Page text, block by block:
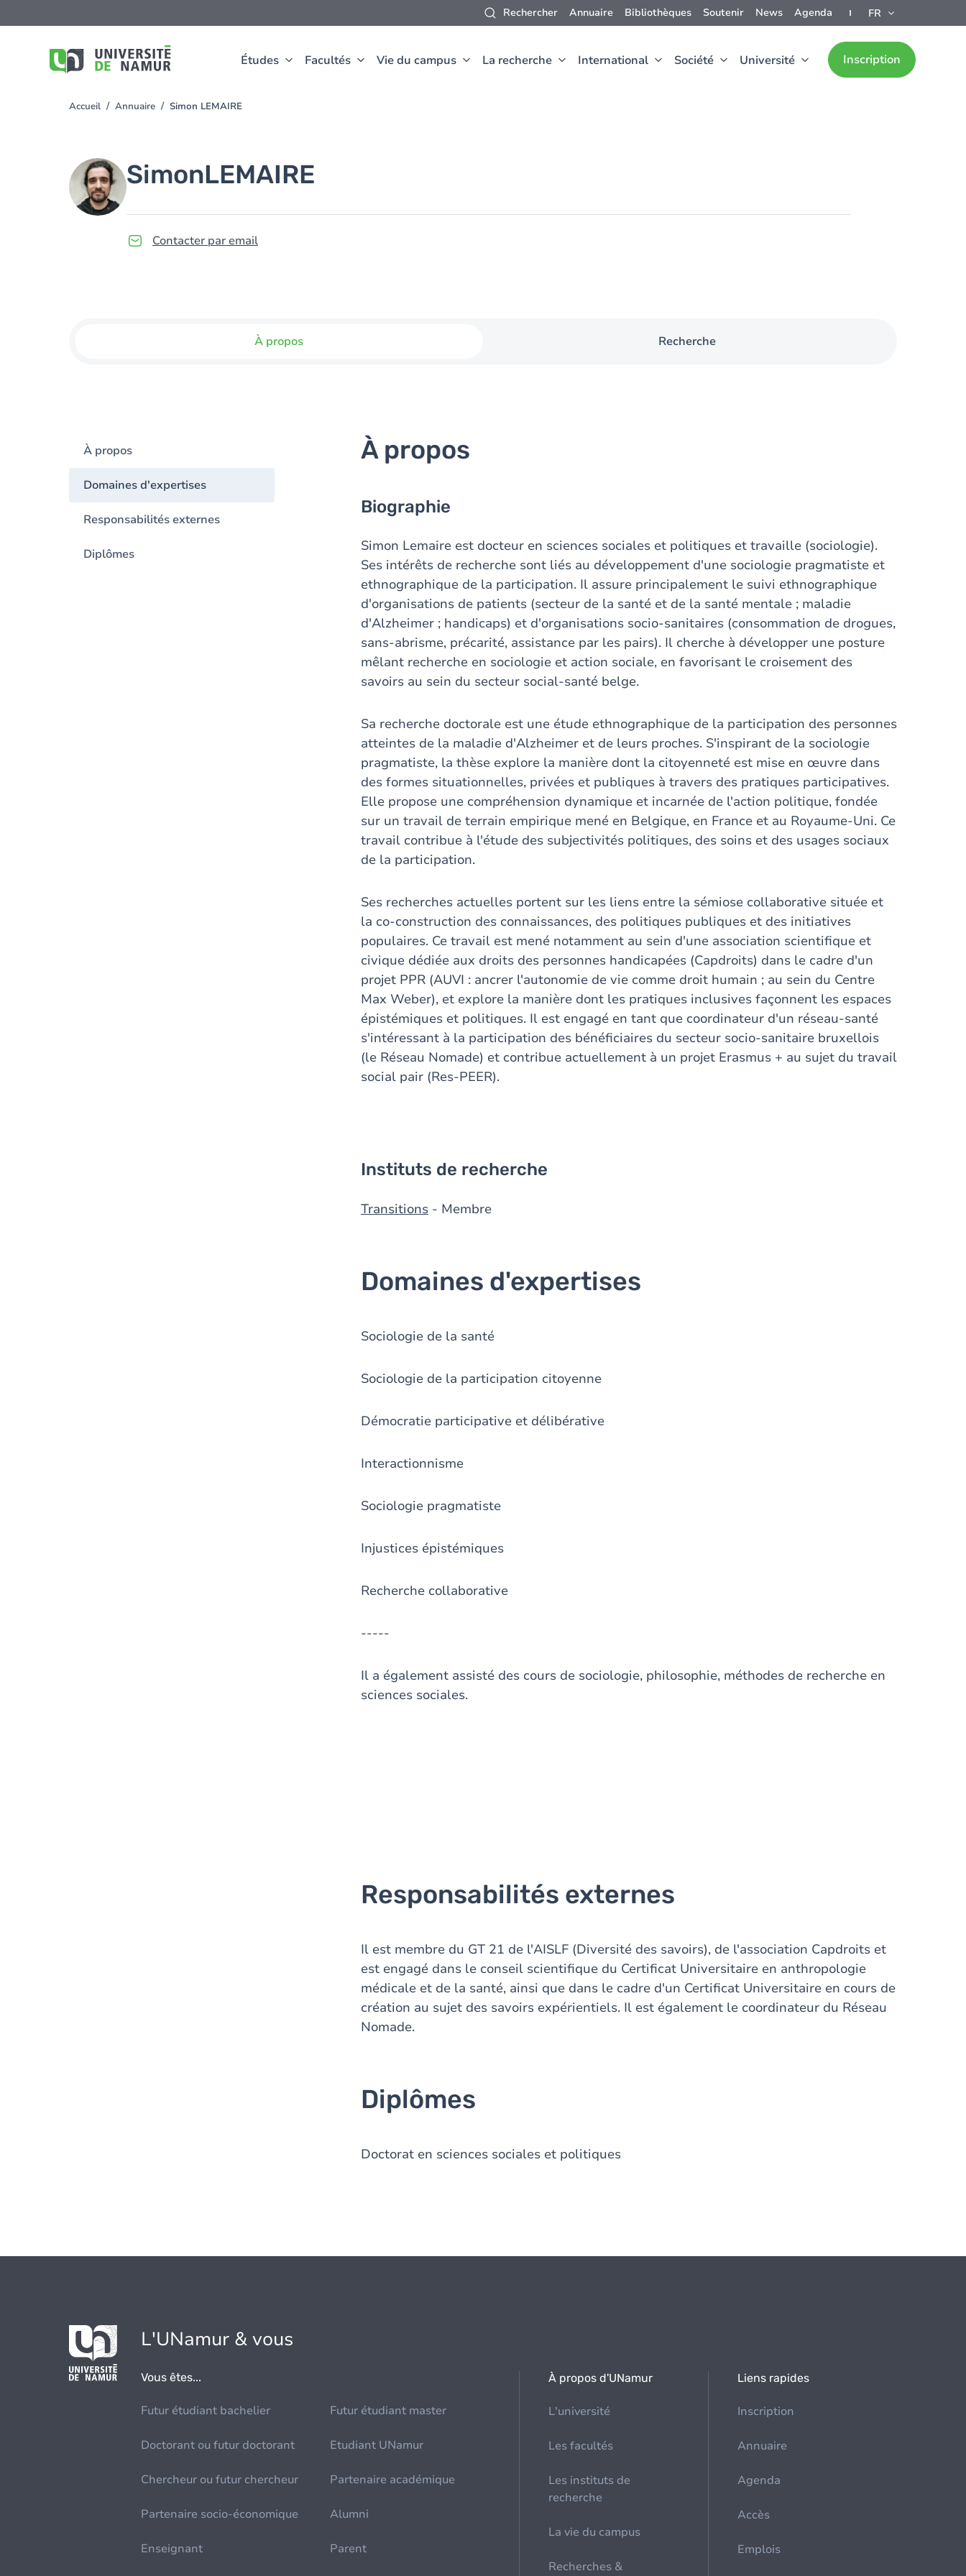
Rechercher Annuaire Bibliothèques Soutenir News Agenda FR
Études Facultés Vie du campus La recherche International Société Université Inscription
au
You
Accueil Annuaire Simon LEMAIRE
Image SimonLEMAIRE
Contacter par email
À propos Recherche
À propos
Domaines d'expertises
Responsabilités externes
Diplômes
À propos
Biographie
Simon Lemaire est docteur en sciences sociales et politiques et travaille (sociologie).
Ses intérêts de recherche sont liés au développement d'une sociologie pragmatiste et
ethnographique de la participation. Il assure principalement le suivi ethnographique
d'organisations de patients (secteur de la santé et de la santé mentale ; maladie
d'Alzheimer ; handicaps) et d'organisations socio-sanitaires (consommation de drogues,
sans-abrisme, précarité, assistance par les pairs). Il cherche à développer une posture
mêlant recherche en sociologie et action sociale, en favorisant le croisement des
savoirs au sein du secteur social-santé belge.
Sa recherche doctorale est une étude ethnographique de la participation des personnes
atteintes de la maladie d'Alzheimer et de leurs proches. S'inspirant de la sociologie
pragmatiste, la thèse explore la manière dont la citoyenneté est mise en œuvre dans
des formes situationnelles, privées et publiques à travers des pratiques participatives.
Elle propose une compréhension dynamique et incarnée de l'action politique, fondée
sur un travail de terrain empirique mené en Belgique, en France et au Royaume-Uni. Ce
travail contribue à l'étude des subjectivités politiques, des soins et des usages sociaux
de la participation.
Ses recherches actuelles portent sur les liens entre la sémiose collaborative située et
la co-construction des connaissances, des politiques publiques et des initiatives
populaires. Ce travail est mené notamment au sein d'une association scientifique et
civique dédiée aux droits des personnes handicapées (Capdroits) dans le cadre d'un
projet PPR (AUVI : ancrer l'autonomie de vie comme droit humain ; au sein du Centre
Max Weber), et explore la manière dont les pratiques inclusives façonnent les espaces
épistémiques et politiques. Il est engagé en tant que coordinateur d'un réseau-santé
s'intéressant à la participation des bénéficiaires du secteur socio-sanitaire bruxellois
(le Réseau Nomade) et contribue actuellement à un projet Erasmus + au sujet du travail
social pair (Res-PEER).
Instituts de recherche
Transitions - Membre
Domaines d'expertises
Sociologie de la santé
Sociologie de la participation citoyenne
Démocratie participative et délibérative
Interactionnisme
Sociologie pragmatiste
Injustices épistémiques
Recherche collaborative
-----
Il a également assisté des cours de sociologie, philosophie, méthodes de recherche en
sciences sociales.
Responsabilités externes
Il est membre du GT 21 de l'AISLF (Diversité des savoirs), de l'association Capdroits et
est engagé dans le conseil scientifique du Certificat Universitaire en anthropologie
médicale et de la santé, ainsi que dans le cadre d'un Certificat Universitaire en cours de
création au sujet des savoirs expérientiels. Il est également le coordinateur du Réseau
Nomade.
Diplômes
Doctorat en sciences sociales et politiques
L'UNamur & vous
Vous êtes...
Futur étudiant bachelier Futur étudiant master
Doctorant ou futur doctorant Etudiant UNamur
Chercheur ou futur chercheur Partenaire académique
Partenaire socio-économique Alumni
Enseignant Parent
À propos d'UNamur
L'université
Les facultés
Les instituts de
recherche
La vie du campus
Recherches &
Liens rapides
Inscription
Annuaire
Agenda
Accès
Emplois